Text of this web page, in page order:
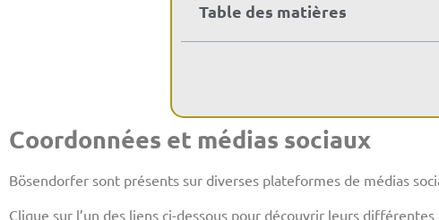
Table des matières
Coordonnées et médias sociaux
Bösendorfer sont présents sur diverses plateformes de médias
Clique sur l’un des liens ci-dessous pour découvrir leurs différentes